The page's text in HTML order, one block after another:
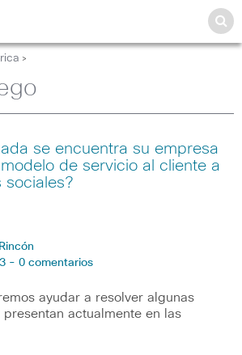
>
se encuentra su empresa
de servicio al cliente a
sociales?
- 0 comentarios
ayudar a resolver algunas
presentan actualmente en las